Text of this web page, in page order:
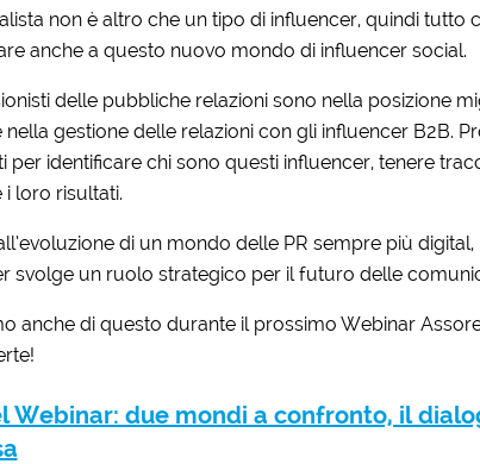
non è altro che un tipo di influencer, quindi tutto
anche a questo nuovo mondo di influencer social.
delle pubbliche relazioni sono nella posizione
nella gestione delle relazioni con gli influencer B2B.
per identificare chi sono questi influencer, tenere
i loro risultati.
di un mondo delle PR sempre più
svolge un ruolo strategico per il futuro delle
anche di questo durante il prossimo Webinar
Webinar: due mondi a confronto, il